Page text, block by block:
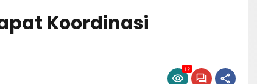
Koordinasi
12